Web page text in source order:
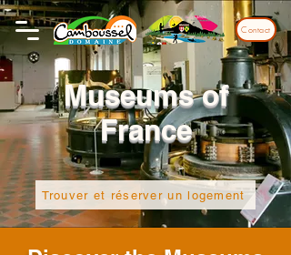
Contact
Museums of
France
Trouver et réserver un logement